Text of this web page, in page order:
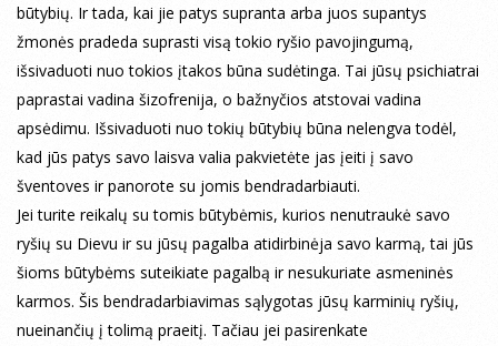
būtybių. Ir tada, kai jie patys supranta arba juos supantys
žmonės pradeda suprasti visą tokio ryšio pavojingumą,
išsivaduoti nuo tokios įtakos būna sudėtinga. Tai jūsų psichiatrai
paprastai vadina šizofrenija, o bažnyčios atstovai vadina
apsėdimu. Išsivaduoti nuo tokių būtybių būna nelengva todėl,
kad jūs patys savo laisva valia pakvietėte jas įeiti į savo
šventoves ir panorote su jomis bendradarbiauti.
Jei turite reikalų su tomis būtybėmis, kurios nenutraukė savo
ryšių su Dievu ir su jūsų pagalba atidirbinėja savo karmą, tai jūs
šioms būtybėms suteikiate pagalbą ir nesukuriate asmeninės
karmos. Šis bendradarbiavimas sąlygotas jūsų karminių ryšių,
nueinančių į tolimą praeitį. Tačiau jei pasirenkate